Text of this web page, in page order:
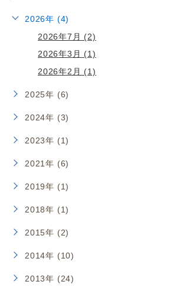
2026年 (4)
2026年7月 (2)
2026年3月 (1)
2026年2月 (1)
2025年 (6)
2024年 (3)
2023年 (1)
2021年 (6)
2019年 (1)
2018年 (1)
2015年 (2)
2014年 (10)
2013年 (24)